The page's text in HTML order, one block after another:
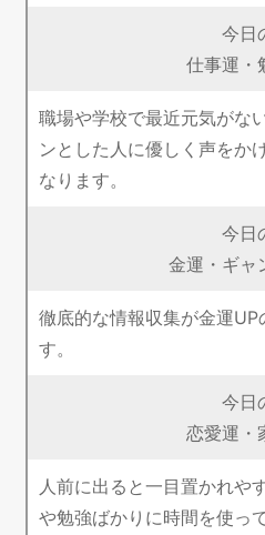
今日
仕事運・
職場や学校で最近元気がな
ンとした人に優しく声をか
なります。
今日
金運・ギャ
徹底的な情報収集が金運
す。
今日
恋愛運・
人前に出ると一目置かれや
や勉強ばかりに時間を使っ